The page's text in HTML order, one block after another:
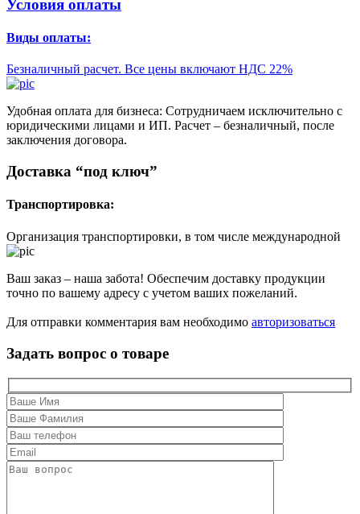
Условия оплаты
Виды оплаты:
Безналичный расчет. Все цены включают НДС 22%
Удобная оплата для бизнеса: Сотрудничаем исключительно с
юридическими лицами и ИП. Расчет – безналичный, после
заключения договора.
Доставка “под ключ”
Транспортировка:
Организация транспортировки, в том числе международной
Ваш заказ – наша забота! Обеспечим доставку продукции
точно по вашему адресу с учетом ваших пожеланий.
Для отправки комментария вам необходимо авторизоваться
Задать вопрос о товаре